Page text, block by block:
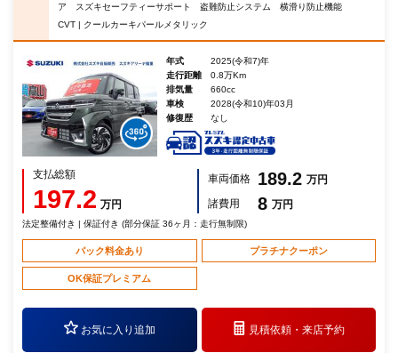
ア スズキセーフティーサポート 盗難防止システム 横滑り防止機能
CVT | クールカーキパールメタリック
年式
2025(令和7)年
走行距離
0.8万Km
排気量
660cc
車検
2028(令和10)年03月
修復歴
なし
支払総額
197.2 万円
車両価格 189.2 万円
諸費用
8 万円
法定整備付き | 保証付き (部分保証 36ヶ月：走行無制限)
パック料金あり プラチナクーポン
OK保証プレミアム
お気に入り追加 見積依頼・来店予約